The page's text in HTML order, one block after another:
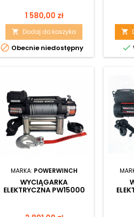
Cena
1 580,00 zł
 Dodaj do koszyka
 Obecnie niedostępny


MARKA: POWERWINCH
WYCIĄGARKA
ELEKTRYCZNA PW15000